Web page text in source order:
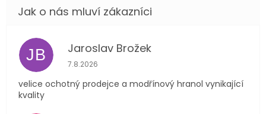
JB Jaroslav Brožek
Hodnocení obchodu je 5 z 5 hvězdiček.
7.8.2026
velice ochotný prodejce a modřínový hranol vynikající
kvality